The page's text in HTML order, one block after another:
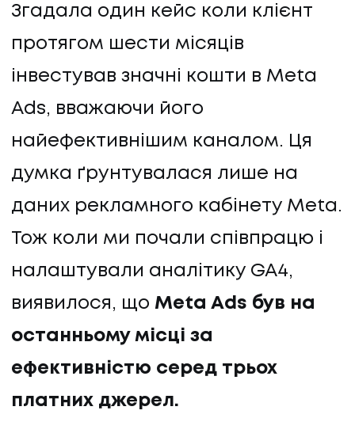
Згадала один кейс коли клієнт
протягом шести місяців
інвестував значні кошти в Meta
Ads, вважаючи його
найефективнішим каналом. Ця
думка ґрунтувалася лише на
даних рекламного кабінету Meta.
Тож коли ми почали співпрацю і
налаштували аналітику GA4,
виявилося, що Meta Ads був на
останньому місці за
ефективністю серед трьох
платних джерел.